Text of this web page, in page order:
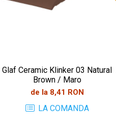
Glaf Ceramic Klinker 03 Natural
Brown / Maro
de la 8,41 RON
LA COMANDA